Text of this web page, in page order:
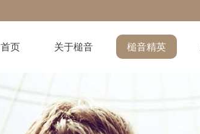
首页 关于槌音 槌音精英